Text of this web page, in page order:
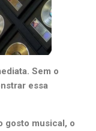
Sem o
essa
gosto musical, o